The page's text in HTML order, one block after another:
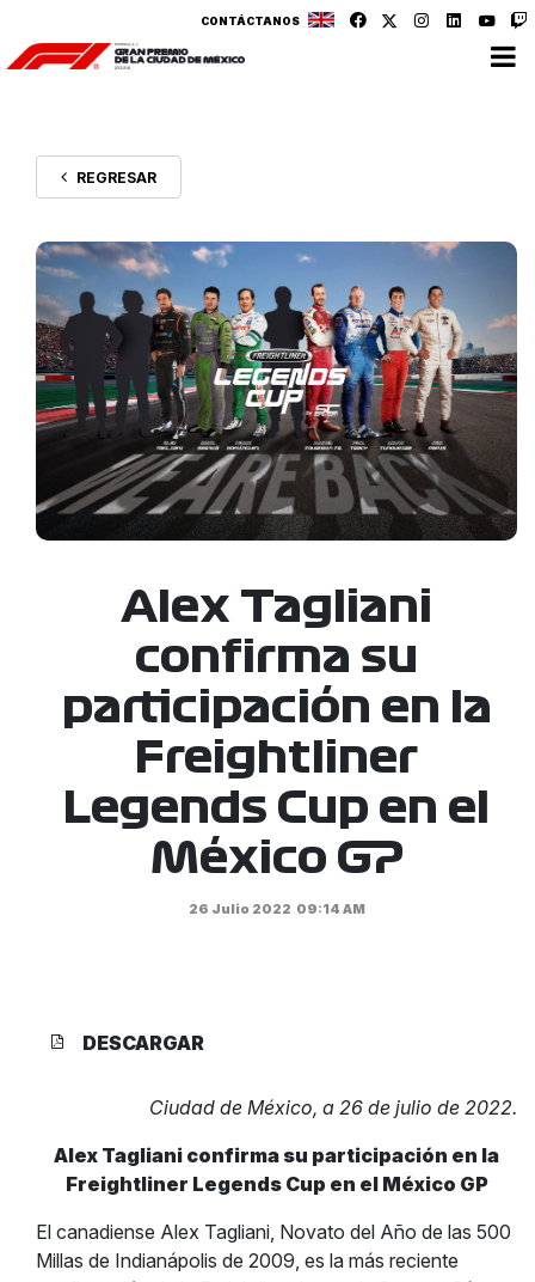
CONTÁCTANOS
REGRESAR
Alex Tagliani
confirma su
participación en la
Freightliner
Legends Cup en el
México GP
26 Julio 2022 09:14 AM
DESCARGAR
Ciudad de México, a 26 de julio de 2022.
Alex Tagliani confirma su participación en la
Freightliner Legends Cup en el México GP
El canadiense Alex Tagliani, Novato del Año de las 500
Millas de Indianápolis de 2009, es la más reciente